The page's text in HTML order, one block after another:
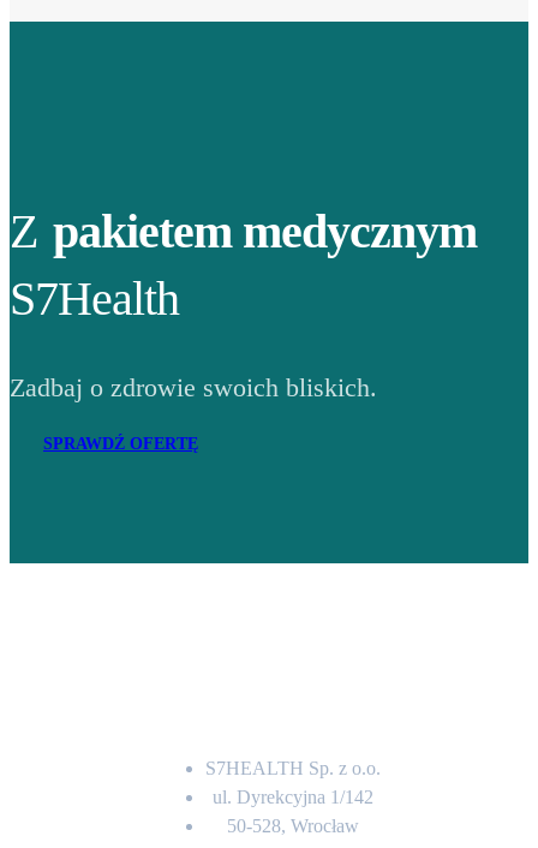
Z pakietem medycznym
S7Health
Zadbaj o zdrowie swoich bliskich.
SPRAWDŹ OFERTĘ
S7HEALTH Sp. z o.o.
ul. Dyrekcyjna 1/142
50-528, Wrocław